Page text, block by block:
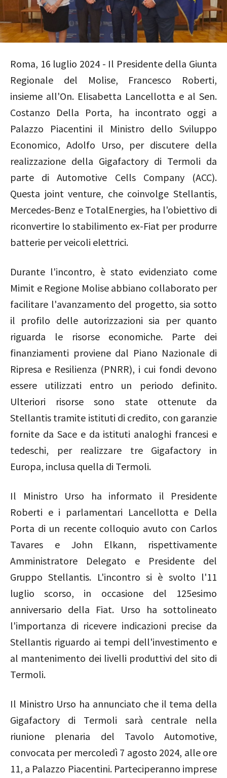
Roma, 16 luglio 2024 - Il Presidente della Giunta
Regionale del Molise, Francesco Roberti,
insieme all'On. Elisabetta Lancellotta e al Sen.
Costanzo Della Porta, ha incontrato oggi a
Palazzo Piacentini il Ministro dello Sviluppo
Economico, Adolfo Urso, per discutere della
realizzazione della Gigafactory di Termoli da
parte di Automotive Cells Company (ACC).
Questa joint venture, che coinvolge Stellantis,
Mercedes-Benz e TotalEnergies, ha l'obiettivo di
riconvertire lo stabilimento ex-Fiat per produrre
batterie per veicoli elettrici.
Durante l'incontro, è stato evidenziato come
Mimit e Regione Molise abbiano collaborato per
facilitare l'avanzamento del progetto, sia sotto
il profilo delle autorizzazioni sia per quanto
riguarda le risorse economiche. Parte dei
finanziamenti proviene dal Piano Nazionale di
Ripresa e Resilienza (PNRR), i cui fondi devono
essere utilizzati entro un periodo definito.
Ulteriori risorse sono state ottenute da
Stellantis tramite istituti di credito, con garanzie
fornite da Sace e da istituti analoghi francesi e
tedeschi, per realizzare tre Gigafactory in
Europa, inclusa quella di Termoli.
Il Ministro Urso ha informato il Presidente
Roberti e i parlamentari Lancellotta e Della
Porta di un recente colloquio avuto con Carlos
Tavares e John Elkann, rispettivamente
Amministratore Delegato e Presidente del
Gruppo Stellantis. L'incontro si è svolto l'11
luglio scorso, in occasione del 125esimo
anniversario della Fiat. Urso ha sottolineato
l'importanza di ricevere indicazioni precise da
Stellantis riguardo ai tempi dell'investimento e
al mantenimento dei livelli produttivi del sito di
Termoli.
Il Ministro Urso ha annunciato che il tema della
Gigafactory di Termoli sarà centrale nella
riunione plenaria del Tavolo Automotive,
convocata per mercoledì 7 agosto 2024, alle ore
11, a Palazzo Piacentini. Parteciperanno imprese